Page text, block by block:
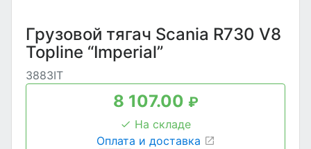
Грузовой тягач Scania R730 V8
Topline “Imperial”
3883IT
8 107.00 ₽
На складе
Оплата и доставка